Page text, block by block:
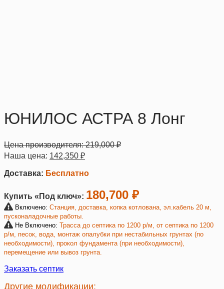
ЮНИЛОС АСТРА 8 Лонг
Цена производителя:219,000₽
Наша цена: 142,350 ₽
Доставка: Бесплатно
Купить «Под ключ»: 180,700 ₽
Включено: Станция, доставка, копка котлована, эл.кабель 20 м,
пусконаладочные работы.
Не Включено: Трасса до септика по 1200 р/м, от септика по 1200
р/м, песок, вода, монтаж опалубки при нестабильных грунтах (по
необходимости), прокол фундамента (при необходимости),
перемещение или вывоз грунта.
Заказать септик
Другие модификации: